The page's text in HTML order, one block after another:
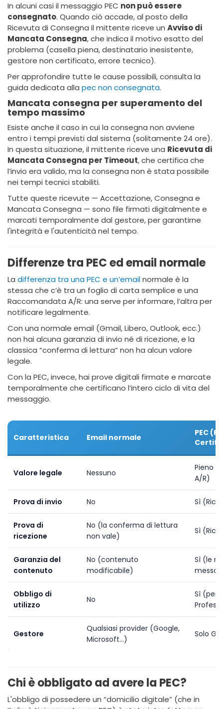
In alcuni casi il messaggio PEC non può essere
consegnato. Quando ciò accade, al posto della
Ricevuta di Consegna il mittente riceve un Avviso di
Mancata Consegna, che indica il motivo esatto del
problema (casella piena, destinatario inesistente,
gestore non certificato, errore tecnico).
Per approfondire tutte le cause possibili, consulta la
guida dedicata alla pec non consegnata.
Mancata consegna per superamento del
tempo massimo
Esiste anche il caso in cui la consegna non avviene
entro i tempi previsti dal sistema (solitamente 24 ore).
In questa situazione, il mittente riceve una Ricevuta di
Mancata Consegna per Timeout, che certifica che
l’invio era valido, ma la consegna non è stata possibile
nei tempi tecnici stabiliti.
Tutte queste ricevute — Accettazione, Consegna e
Mancata Consegna — sono file firmati digitalmente e
marcati temporalmente dal gestore, per garantirne
l'integrità e l'autenticità nel tempo.
Differenze tra PEC ed email normale
La differenza tra una PEC e un’emailnormale è la
stessa che c’è tra un foglio di carta semplice e una
Raccomandata A/R: una serve per informare, l’altra per
notificare legalmente.
Con una normale email (Gmail, Libero, Outlook, ecc.)
non hai alcuna garanzia di invio né di ricezione, e la
classica “conferma di lettura” non ha alcun valore
legale.
Con la PEC, invece, hai prove digitali firmate e marcate
temporalmente che certificano l’intero ciclo di vita del
messaggio.
Caratteristica Email normale
PEC
Valore legale Nessuno
Pieno
A/R)
Prova di invio No Sì
Prova di
ricezione
No (la conferma di lettura
non vale)
Sì
Garanzia del
contenuto
No (contenuto
modificabile)
Sì (le
Obbligo di
utilizzo
No
Sì (per
Gestore
Qualsiasi provider (Google,
Microsoft...)
Solo
Chi è obbligato ad avere la PEC?
L'obbligo di possedere un “domicilio digitale” (che in